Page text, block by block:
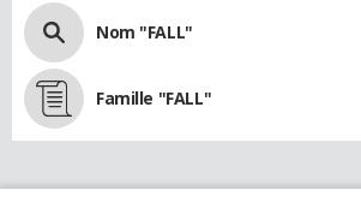
Nom "FALL"
Famille "FALL"